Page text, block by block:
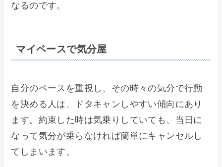
なるのです。
マイペースで気分屋
自分のペースを重視し、その時々の気分で行動
を決める人は、ドタキャンしやすい傾向にあり
ます。約束した時は気乗りしていても、当日に
なって気分が乗らなければ簡単にキャンセルし
てしまいます。